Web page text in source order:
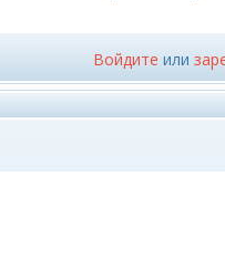
Войдите или